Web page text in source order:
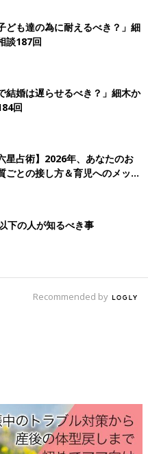
には初の冠番組を持ち、大
は公式ホームページ
動はインスタグラム
ます！
トナーとのこと、ママ友との
者皆さんの様々な悩みに対し
先生からアドバイスをいた
先生が選んだお悩みにアドバ
できませんのでご了承くだ
しないでください。
ども達の為に耐えるべき？」細
談187回
結婚は遅らせるべき？」細木か
回
星占術】2026年、あなたのお
ごとの接し方＆育児へのメッセ
下の人が知るべき事
Recommended by